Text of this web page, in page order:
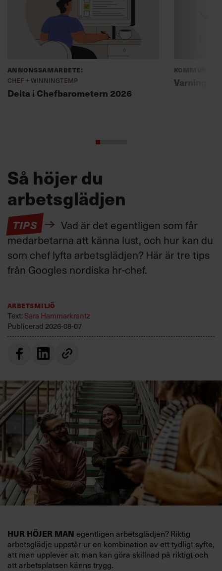
Annonssamarbete:
Chef + Winningtemp
Delta i Chefbarometern 2026
Varning
Så höjer du
arbetsglädjen
TIPS
Vad är det egentligen som får
medarbetarna att känna lust, och hur kan du
som chef lyfta arbetsglädjen? Här är tre tips
från Googles nordiska hr-chef.
Arbetsmiljö
Text:Sara Hammarkrantz
Publicerad 2026-08-07
HUR HÖJER MAN egentligen arbetsglädjen? Riktig
arbetsglädje uppstår ur en kombination av ett tydligt syfte,
att man upplever att man kan göra skillnad på riktigt och
att arbetsplatsen känns trygg.